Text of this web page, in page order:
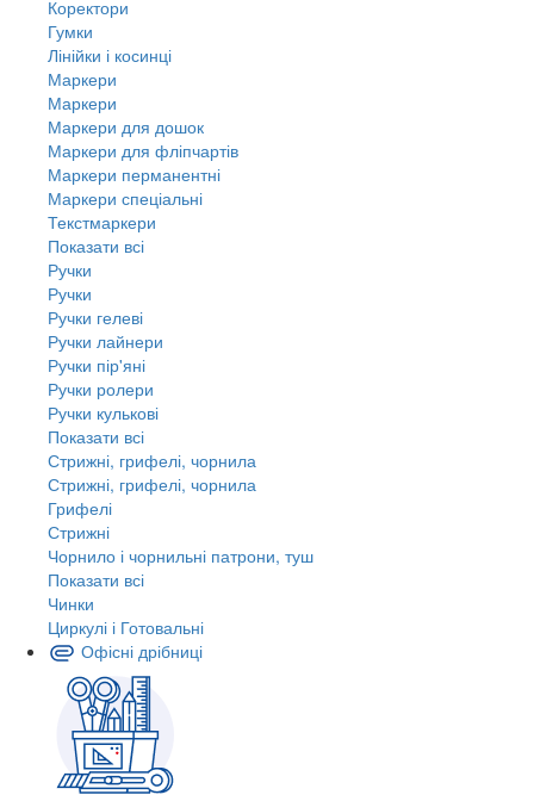
Коректори
Гумки
Лінійки і косинці
Маркери
Маркери
Маркери для дошок
Маркери для фліпчартів
Маркери перманентні
Маркери спеціальні
Текстмаркери
Показати всі
Ручки
Ручки
Ручки гелеві
Ручки лайнери
Ручки пір'яні
Ручки ролери
Ручки кулькові
Показати всі
Стрижні, грифелі, чорнила
Стрижні, грифелі, чорнила
Грифелі
Стрижні
Чорнило і чорнильні патрони, туш
Показати всі
Чинки
Циркулі і Готовальні
Офісні дрібниці